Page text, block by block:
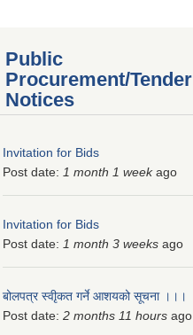
Public
Procurement/Tender
Notices
Invitation for Bids
Post date: 1 month 1 weekago
Invitation for Bids
Post date: 1 month 3 weeks ago
बोलपत्र स्वीृकत गर्ने आशयको सूचना ।।।
Post date: 2 months 11 hours ago